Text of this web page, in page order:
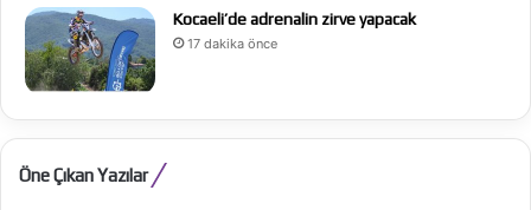
Kocaeli’de adrenalin zirve yapacak
17 dakika önce
Öne Çıkan Yazılar